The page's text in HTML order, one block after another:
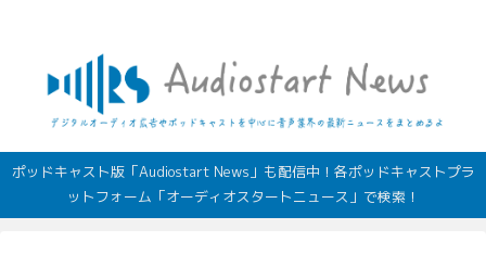
ポッドキャスト版「Audiostart News」も配信中！各ポッドキャストプラ
ットフォーム「オーディオスタートニュース」で検索！